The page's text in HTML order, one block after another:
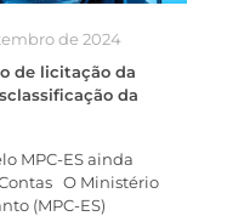
de 2024
de licitação da
da
MPC-ES ainda
O Ministério
(MPC-ES)